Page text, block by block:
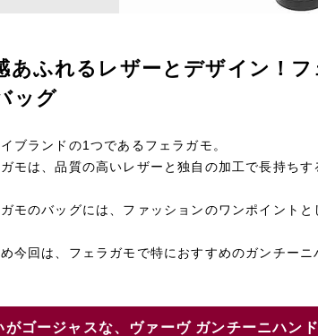
あふれるレザーとデザイン！
ッグ
ブランドの1つであるフェラガモ。
モは、品質の高いレザーと独自の加工で長持ち
モのバッグには、ファッションのワンポイント
今回は、フェラガモで特におすすめのガンチーニ
がゴージャスな、ヴァーヴ ガンチーニハン